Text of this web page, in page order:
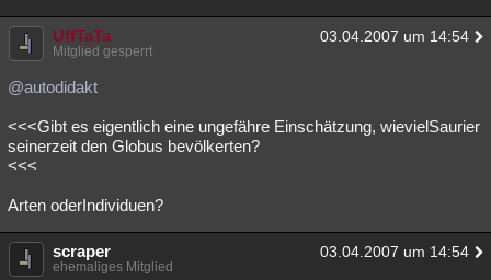
UffTaTa 03.04.2007 um 14:54
Mitglied gesperrt
@autodidakt
<<<Gibt es eigentlich eine ungefähre Einschätzung, wievielSaurier
seinerzeit den Globus bevölkerten?
<<<
Arten oderIndividuen?
scraper 03.04.2007 um 14:54
ehemaliges Mitglied